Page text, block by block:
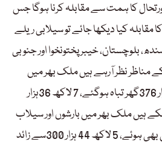
کا ہمت سے مقابلہ کرنا ہوگا جس
کیا دیکھا جائے تو سیلابی ریلے
بلوچستان، خیبر پختونخوا اور جنوبی
مناظر نظر آرہے ہیں ملک بھر میں
1290 اموات، 5لاکھ 44ہزار 376گھر تباہ ہوگئے، 7 لاکھ 36ہزار
ہیں ملک بھر میں بارشوں اور سیلاب
سے 12 ہزار 588افراد زخمی بھی ہوئے، 5 لاکھ 44 ہزار 300سے زائد